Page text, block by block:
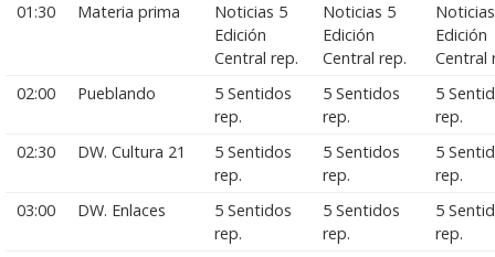
01:30
Materia prima
Noticias 5
Edición
Central rep.
Noticias 5
Edición
Central rep.
Edición
Central
02:00
Pueblando
5 Sentidos
rep.
5 Sentidos
rep.
5
rep.
02:30
DW. Cultura 21
5 Sentidos
rep.
5 Sentidos
rep.
5
rep.
03:00
DW. Enlaces
5 Sentidos
rep.
5 Sentidos
rep.
5
rep.